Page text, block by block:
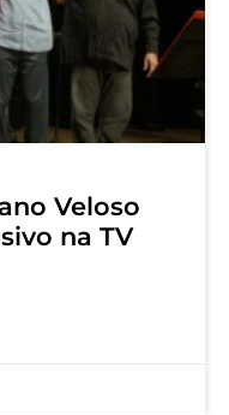
Veloso
na TV